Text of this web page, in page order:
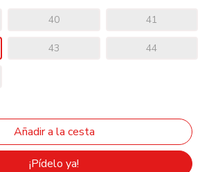
40 41
43 44
¡Pídelo ya!